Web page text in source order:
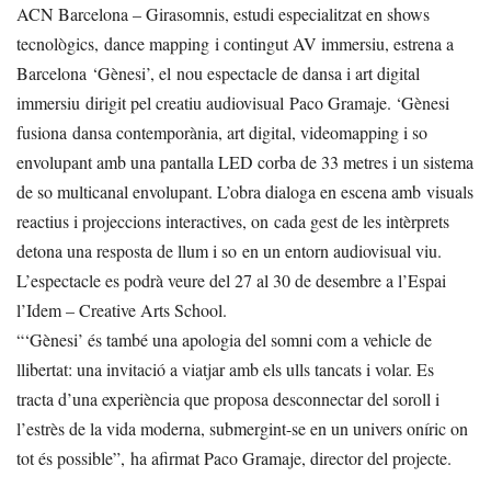
ACN Barcelona – Girasomnis, estudi especialitzat en shows
tecnològics, dance mapping i contingut AV immersiu, estrena a
Barcelona ‘Gènesi’, el nou espectacle de dansa i art digital
immersiu dirigit pel creatiu audiovisual Paco Gramaje. ‘Gènesi
fusiona dansa contemporània, art digital, videomapping i so
envolupant amb una pantalla LED corba de 33 metres i un sistema
de so multicanal envolupant. L’obra dialoga en escena amb visuals
reactius i projeccions interactives, on cada gest de les intèrprets
detona una resposta de llum i so en un entorn audiovisual viu.
L’espectacle es podrà veure del 27 al 30 de desembre a l’Espai
l’Idem – Creative Arts School.
“‘Gènesi’ és també una apologia del somni com a vehicle de
llibertat: una invitació a viatjar amb els ulls tancats i volar. Es
tracta d’una experiència que proposa desconnectar del soroll i
l’estrès de la vida moderna, submergint-se en un univers oníric on
tot és possible”, ha afirmat Paco Gramaje, director del projecte.